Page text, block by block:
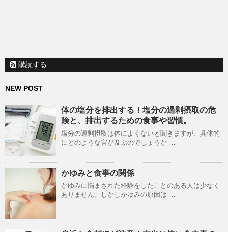
購読する
NEW POST
体の塩分を排出する！塩分の過剰摂取の危
険と、排出するための食事や習慣。
塩分の過剰摂取は体によくないと聞きますが、具体的
にどのような害が及ぶのでしょうか …
かゆみと食事の関係
かゆみに悩まされた経験をしたことのある人は少なく
ありません。しかしかゆみの原因は …